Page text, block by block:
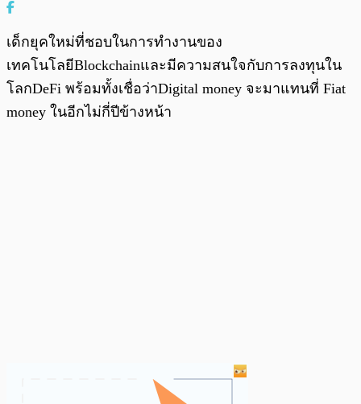
เด็กยุคใหม่ที่ชอบในการทำงานของ
เทคโนโลยีBlockchainและมีความสนใจกับการลงทุนใน
โลกDeFi พร้อมทั้งเชื่อว่าDigital money จะมาแทนที่ Fiat
money ในอีกไม่กี่ปีข้างหน้า